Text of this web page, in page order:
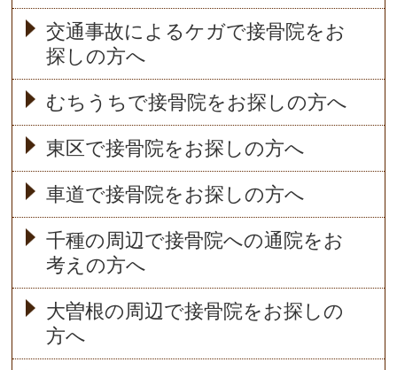
交通事故によるケガで接骨院をお
探しの方へ
むちうちで接骨院をお探しの方へ
東区で接骨院をお探しの方へ
車道で接骨院をお探しの方へ
千種の周辺で接骨院への通院をお
考えの方へ
大曽根の周辺で接骨院をお探しの
方へ